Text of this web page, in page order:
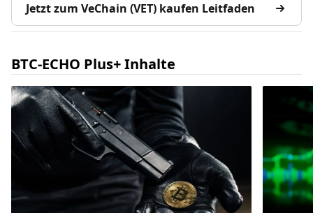
Jetzt zum VeChain (VET) kaufen Leitfaden
BTC-ECHO Plus+ Inhalte